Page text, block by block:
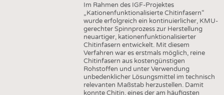
Im Rahmen des IGF-Projektes
„Kationenfunktionalisierte Chitinfasern“
wurde erfolgreich ein kontinuierlicher, KMU-
gerechter Spinnprozess zur Herstellung
neuartiger, kationenfunktionalisierter
Chitinfasern entwickelt. Mit diesem
Verfahren war es erstmals möglich, reine
Chitinfasern aus kostengünstigen
Rohstoffen und unter Verwendung
unbedenklicher Lösungsmittel im technisch
relevanten Maßstab herzustellen. Damit
konnte Chitin, eines der am häufigsten